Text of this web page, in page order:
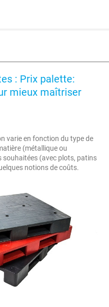
: Prix palette:
mieux maîtriser
varie en fonction du type de
(métallique ou
(avec plots, patins
notions de coûts.